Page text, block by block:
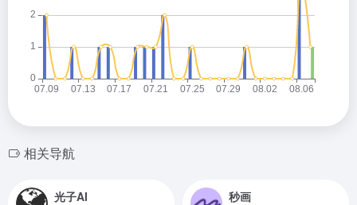
相关导航
光子AI 秒画